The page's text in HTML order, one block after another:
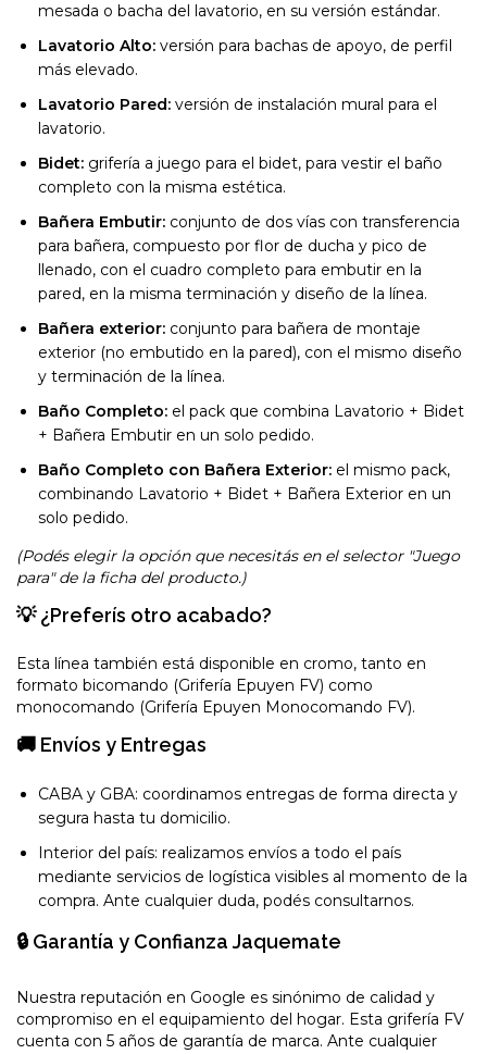
mesada o bacha del lavatorio, en su versión estándar.
Lavatorio Alto: versión para bachas de apoyo, de perfil
más elevado.
Lavatorio Pared: versión de instalación mural para el
lavatorio.
Bidet: grifería a juego para el bidet, para vestir el baño
completo con la misma estética.
Bañera Embutir: conjunto de dos vías con transferencia
para bañera, compuesto por flor de ducha y pico de
llenado, con el cuadro completo para embutir en la
pared, en la misma terminación y diseño de la línea.
Bañera exterior: conjunto para bañera de montaje
exterior (no embutido en la pared), con el mismo diseño
y terminación de la línea.
Baño Completo: el pack que combina Lavatorio + Bidet
+ Bañera Embutir en un solo pedido.
Baño Completo con Bañera Exterior: el mismo pack,
combinando Lavatorio + Bidet + Bañera Exterior en un
solo pedido.
(Podés elegir la opción que necesitás en el selector "Juego
para" de la ficha del producto.)
💡 ¿Preferís otro acabado?
Esta línea también está disponible en cromo, tanto en
formato bicomando (Grifería Epuyen FV) como
monocomando (Grifería Epuyen Monocomando FV).
🚚 Envíos y Entregas
CABA y GBA: coordinamos entregas de forma directa y
segura hasta tu domicilio.
Interior del país: realizamos envíos a todo el país
mediante servicios de logística visibles al momento de la
compra. Ante cualquier duda, podés consultarnos.
🔒 Garantía y Confianza Jaquemate
Nuestra reputación en Google es sinónimo de calidad y
compromiso en el equipamiento del hogar. Esta grifería FV
cuenta con 5 años de garantía de marca. Ante cualquier